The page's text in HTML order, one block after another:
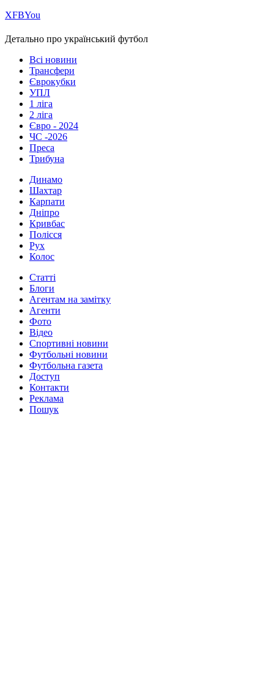
ХFBYou
Детально про український футбол
Всі новини
Трансфери
Єврокубки
УПЛ
1 ліга
2 ліга
Євро - 2024
ЧС -2026
Преса
Трибуна
Динамо
Шахтар
Карпати
Дніпро
Кривбас
Полісся
Рух
Колос
Статті
Блоги
Агентам на замітку
Агенти
Фото
Відео
Спортивні новини
Футбольні новини
Футбольна газета
Доступ
Контакти
Реклама
Пошук